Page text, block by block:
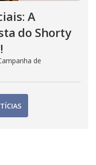
A
do Shorty
de